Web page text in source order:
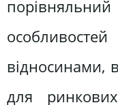
відносинами,
для